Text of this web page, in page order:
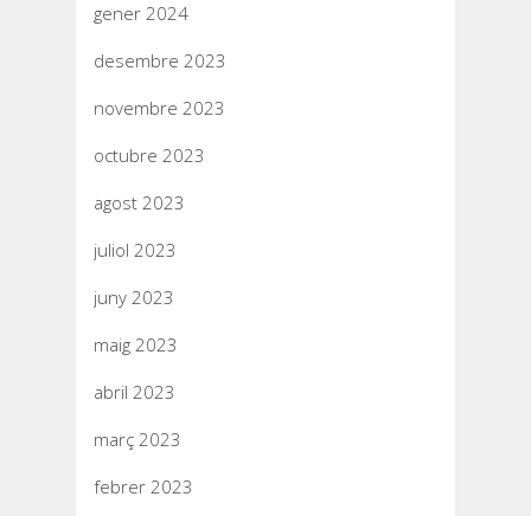
gener 2024
desembre 2023
novembre 2023
octubre 2023
agost 2023
juliol 2023
juny 2023
maig 2023
abril 2023
març 2023
febrer 2023